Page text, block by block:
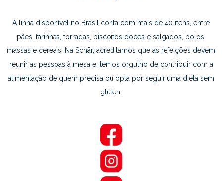
A linha disponível no Brasil conta com mais de 40 itens, entre
pães, farinhas, torradas, biscoitos doces e salgados, bolos,
massas e cereais. Na Schär, acreditamos que as refeições devem
reunir as pessoas à mesa e, temos orgulho de contribuir com a
alimentação de quem precisa ou opta por seguir uma dieta sem
glúten.